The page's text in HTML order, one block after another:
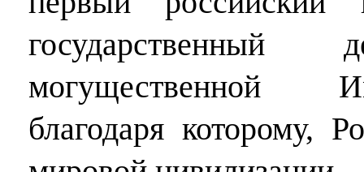
государственный
могущественной
благодаря которому,